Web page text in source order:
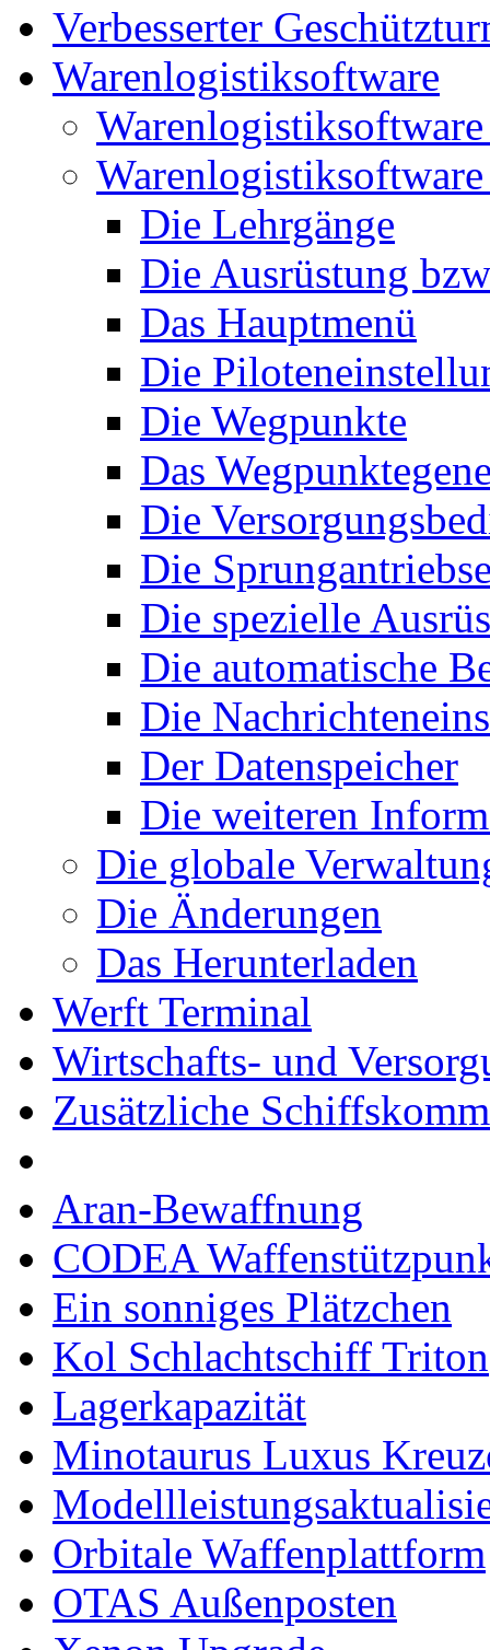
Verbesserter
Warenlogistiksoftware
Die Lehrgänge
Die Ausrüstung
Das Hauptmenü
Die
Die Wegpunkte
Das
Die
Die
Die spezielle
Die automatische
Die
Der Datenspeicher
Die weiteren
Die globale
Die Änderungen
Das Herunterladen
Werft Terminal
Wirtschafts- und
Zusätzliche
Aran-Bewaffnung
CODEA
Ein sonniges Plätzchen
Kol Schlachtschiff Triton
Lagerkapazität
Minotaurus Luxus
Orbitale Waffenplattform
OTAS Außenposten